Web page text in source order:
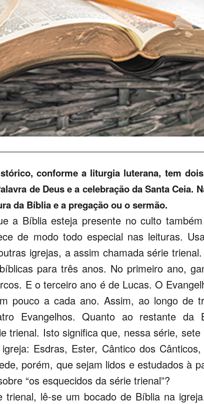
conforme a liturgia luterana, tem
de Deus e a celebração da Santa Ceia.
da Bíblia e a pregação ou o sermão.
a Bíblia esteja presente no culto
de modo todo especial nas leituras.
igrejas, a assim chamada série
para três anos. No primeiro ano,
E o terceiro ano é de Lucas. O
pouco a cada ano. Assim, ao longo de
Evangelhos. Quanto ao restante
trienal. Isto significa que, nessa série,
Esdras, Ester, Cântico dos
porém, que sejam lidos e estudados à
“os esquecidos da série trienal”?
trienal, lê-se um bocado de Bíblia na